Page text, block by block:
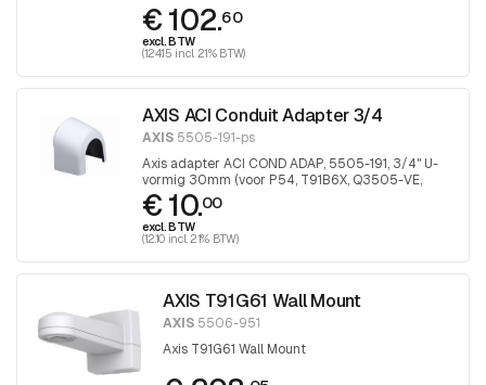
€ 102.60
excl. BTW
(124.15 incl. 21% BTW)
AXIS ACI Conduit Adapter 3/4
AXIS 5505-191-ps
Axis adapter ACI COND ADAP, 5505-191, 3/4" U-
vormig 30mm (voor P54, T91B6X, Q3505-VE,
P32-VE), 1 stuk
€ 10.00
excl. BTW
(12.10 incl. 21% BTW)
AXIS T91G61 Wall Mount
AXIS 5506-951
Axis T91G61 Wall Mount